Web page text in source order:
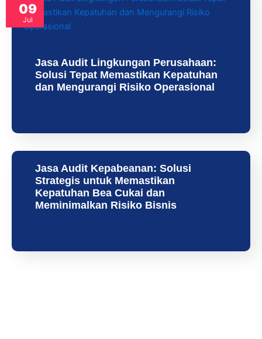
09
Jul
Jasa Audit Lingkungan Perusahaan:
Solusi Tepat Memastikan Kepatuhan
dan Mengurangi Risiko Operasional
Jasa Audit Kepabeanan: Solusi
Strategis untuk Memastikan
Kepatuhan Bea Cukai dan
Meminimalkan Risiko Bisnis